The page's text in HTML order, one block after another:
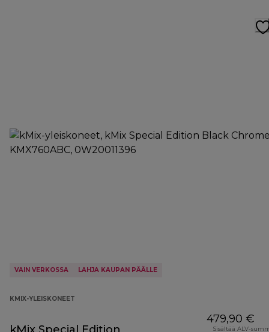
VAIN VERKOSSA LAHJA KAUPAN PÄÄLLE
KMIX-YLEISKONEET
479,90 €
Sisältää ALV-